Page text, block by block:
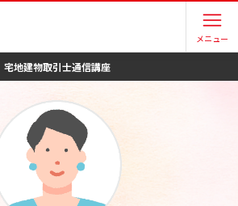
メニュー
宅地建物取引士通信講座